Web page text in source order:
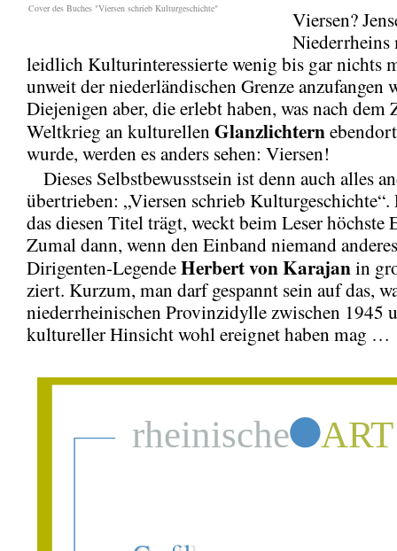
Cover des Buches "Viersen schrieb Kulturgeschichte"
Viersen?
Niederrheins
leidlich Kulturinteressierte wenig bis gar nichts
unweit der niederländischen Grenze anzufangen
Diejenigen aber, die erlebt haben, was nach dem
Weltkrieg an kulturellen Glanzlichtern
wurde, werden es anders sehen: Viersen!
Dieses Selbstbewusstsein ist denn auch alles
übertrieben: „Viersen schrieb
das diesen Titel trägt, weckt beim Leser höchste
Zumal dann, wenn den Einband niemand
Dirigenten-LegendeHerbert von Karajanin
ziert. Kurzum, man darf gespannt sein auf das,
niederrheinischen Provinzidylle zwischen 1945
kultureller Hinsicht wohl ereignet haben mag …